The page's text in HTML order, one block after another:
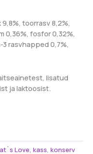
toorrasv 8,2%,
0,36%, fosfor 0,32%,
rasvhapped 0,7%,
lisatud
ja laktoosist.
Love, kass, konserv